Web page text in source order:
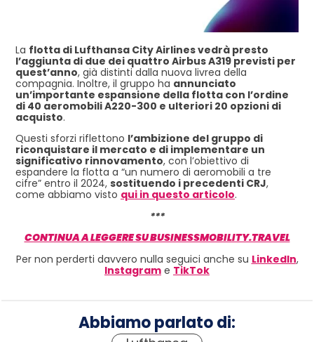
La flotta di Lufthansa City Airlines vedrà presto
l’aggiunta di due dei quattro Airbus A319 previsti per
quest’anno, già distinti dalla nuova livrea della
compagnia. Inoltre, il gruppo ha annunciato
un’importante espansione della flotta con l’ordine
di 40 aeromobili A220-300 e ulteriori 20 opzioni di
acquisto.
Questi sforzi riflettono l’ambizione del gruppo di
riconquistare il mercato e di implementare un
significativo rinnovamento, con l’obiettivo di
espandere la flotta a “un numero di aeromobili a tre
cifre” entro il 2024, sostituendo i precedenti CRJ,
come abbiamo visto qui in questo articolo.
***
CONTINUA A LEGGERE SU BUSINESSMOBILITY.TRAVEL
Per non perderti davvero nulla seguici anche su LinkedIn,
Instagram e TikTok
Abbiamo parlato di: